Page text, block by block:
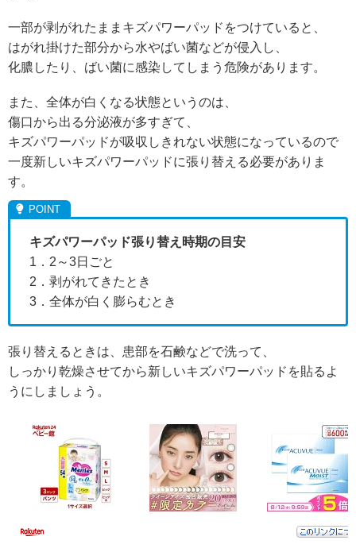
一部が剥がれたままキズパワーパッドをつけていると、
はがれ掛けた部分から水やばい菌などが侵入し、
化膿したり、ばい菌に感染してしまう危険があります。
また、全体が白くなる状態というのは、
傷口から出る分泌液が多すぎて、
キズパワーパッドが吸収しきれない状態になっているので
一度新しいキズパワーパッドに張り替える必要がありま
す。
キズパワーパッド張り替え時期の目安
1．2～3日ごと
2．剥がれてきたとき
3．全体が白く膨らむとき
張り替えるときは、患部を石鹸などで洗って、
しっかり乾燥させてから新しいキズパワーパッドを貼るよ
うにしましょう。